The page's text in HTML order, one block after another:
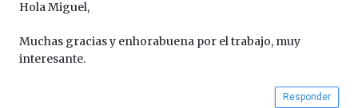
Hola Miguel,
Muchas gracias y enhorabuena por el trabajo, muy
interesante.
Responder